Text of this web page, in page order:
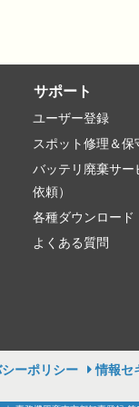
サポート
ユーザー登録
スポット修理＆保
バッテリ廃棄サ
依頼）
各種ダウンロード
よくある質問
ーポリシー 情報セ